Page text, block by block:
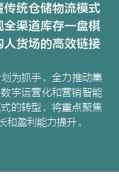
传统仓储物流模式
全渠道库存一盘棋
人货场的高效链接
为抓手，全力推动集
字运营化和营销智能
的转型，将重点聚焦
盈利能力提升。